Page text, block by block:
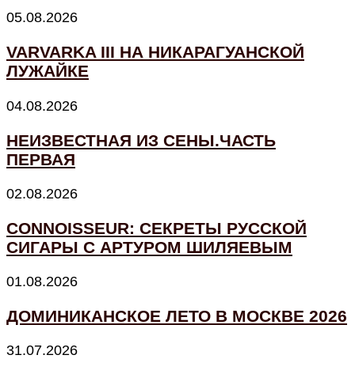
05.08.2026
VARVARKA III НА НИКАРАГУАНСКОЙ
ЛУЖАЙКЕ
04.08.2026
НЕИЗВЕСТНАЯ ИЗ СЕНЫ.ЧАСТЬ
ПЕРВАЯ
02.08.2026
CONNOISSEUR: СЕКРЕТЫ РУССКОЙ
СИГАРЫ С АРТУРОМ ШИЛЯЕВЫМ
01.08.2026
ДОМИНИКАНСКОЕ ЛЕТО В МОСКВЕ 2026
31.07.2026